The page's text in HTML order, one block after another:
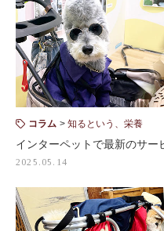
コラム 知るという、栄養
インターペットで最新のサー
2025.05.14